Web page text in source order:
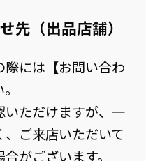
先（出品店舗）
には【お問い合わ
ただけますが、一
ご来店いただいて
がございます。